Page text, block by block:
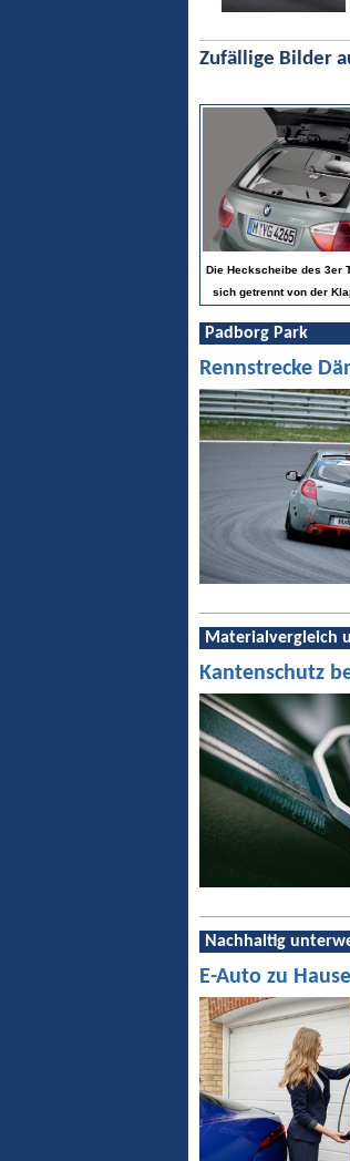
Zufällige Bilder
Die Heckscheibe des 3er
sich getrennt von der
Padborg Park
Rennstrecke
Materialvergleich
Kantenschutz
Nachhaltig
E-Auto zu